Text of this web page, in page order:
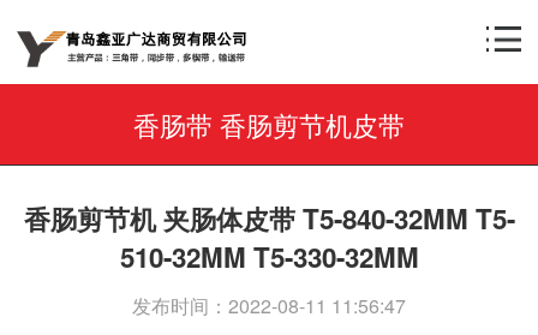
香肠带 香肠剪节机皮带
香肠剪节机 夹肠体皮带 T5-840-32MM T5-
510-32MM T5-330-32MM
发布时间：2022-08-11 11:56:47